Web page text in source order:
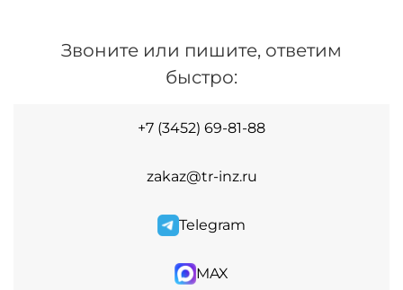
Звоните или пишите, ответим
быстро:
+7 (3452) 69-81-88
zakaz@tr-inz.ru
Telegram
MAX